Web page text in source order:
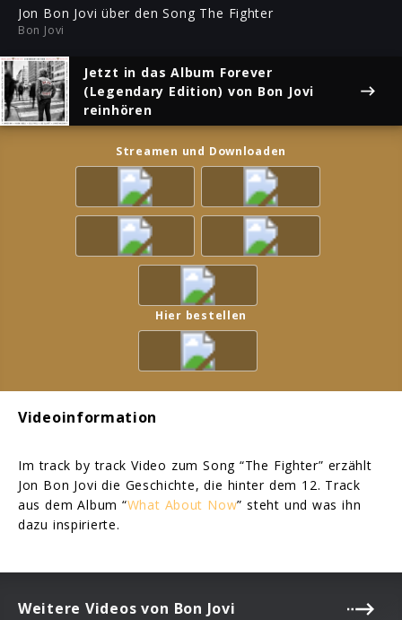
Jon Bon Jovi über den Song The Fighter
Bon Jovi
Jetzt in das Album Forever
(Legendary Edition) von Bon Jovi
reinhören
Streamen und Downloaden
Hier bestellen
Videoinformation
Im track by track Video zum Song “The Fighter” erzählt
Jon Bon Jovi die Geschichte, die hinter dem 12. Track
aus dem Album “What About Now” steht und was ihn
dazu inspirierte.
Weitere Videos von Bon Jovi